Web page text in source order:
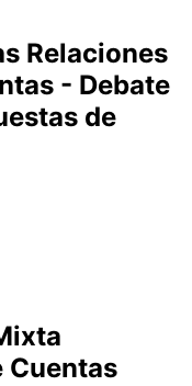
Relaciones
- Debate
de
Cuentas